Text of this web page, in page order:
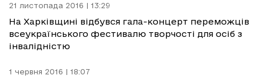
21 листопада 2016 | 13:29
На Харківщині відбувся гала-концерт переможців
всеукраїнського фестивалю творчості для осіб з
інвалідністю
1 червня 2016 | 18:07